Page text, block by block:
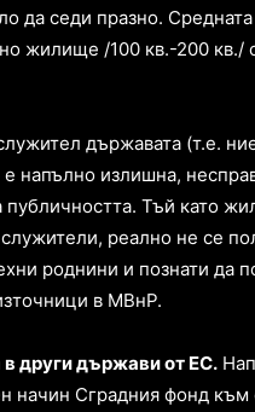
да седи празно.
жилище /100 кв.-200 кв./
държавата (т.е.
напълно излишна,
Тъй като
реално не се
роднини и познати да
в МВнР.
други държави от ЕС.
начин Сградния фонд